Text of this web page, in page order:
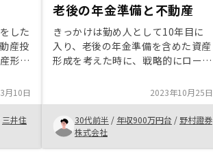
した
産投
形成
廉
力
いと
月10日
三井住
老後の年金準備と不動産
きっかけは勤め人として10年目に
入り、老後の年金準備を含めた資産
形成を考えた時に、戦略的にローン
産を所有する事に関心を持った事で
す。勿論、リスクがある事なので、
リスク・リターンのバランスなど含
めてしっかり吟味して欲しいと思い
ます。リスク・リターンの比較や想
2023年10月25日
30代前半 / 年収900万円台 / 野村證券
株式会社